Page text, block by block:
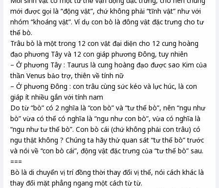
mới được gọi là “động vật”, chứ không phải “tĩnh vật” như với
nhóm “khoáng vật”. Ví dụ con bò là đông vật đặc trưng cho tư
thế bò.
Trâu bò là một trong 12 con vật đại diện cho 12 cung hoàng
đạo phương Tây và 12 con giáp phương Đông, tuy nhiên
– Ở phương Tây : Taurus là cung hoàng đạo được sao Kim của
thần Venus bảo trợ, thiên về tính nữ
– Ở phương Đông : con trâu cùng sức kéo và lực húc, là con
giáp ít nhiều gắn với tính nam
Do từ “bò” có 2 nghĩa là “con bò” và “tư thế bò”, nên “ngu như
bò” vừa có thể có nghĩa là “ngu như con bò”, vừa có nghĩa là
“ngu như tư thế bò”. Con bò cái (chứ không phải con trâu) có
ngu thật không ? Chúng ta hãy thử quan sát “tư thế bò” trước
và nói về “con bò cái”, động vật đặc trưng của “tư thế bò” sau.
===
Bò là di chuyển vị trí đồng thời thay đổi vị thế, nói cách khác là
thay đổi mặt phẳng ngang một cách từ từ.